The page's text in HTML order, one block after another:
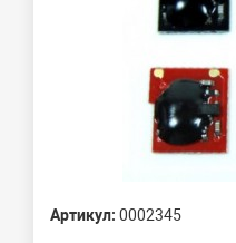
Артикул: 0002345